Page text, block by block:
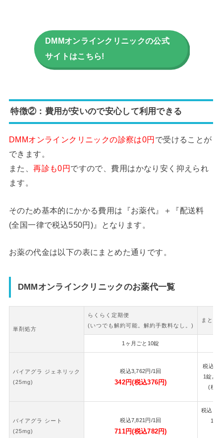
DMMオンラインクリニックの公式
サイトはこちら!
特徴②：費用が安いので安心して利用できる
DMMオンラインクリニックの診察は0円で受けることが
できます。
また、再診も0円ですので、費用はかなり安く抑えられ
ます。
そのため基本的にかかる費用は『お薬代』＋『配送料
(全国一律で税込550円)』となります。
お薬の代金は以下の表にまとめた通りです。
DMMオンラインクリニックのお薬代一覧
単剤処方
らくらく定期便
(いつでも解約可能。解約手数料なし。)
まとめ
1ヶ月ごと10錠
バイアグラ ジェネリック
(25mg)
税込3,762円/1回
342円(税込376円)
税込
1錠あ
(税
バイアグラ シート
(25mg)
税込7,821 円/1回
711円(税込782円)
税込
1錠